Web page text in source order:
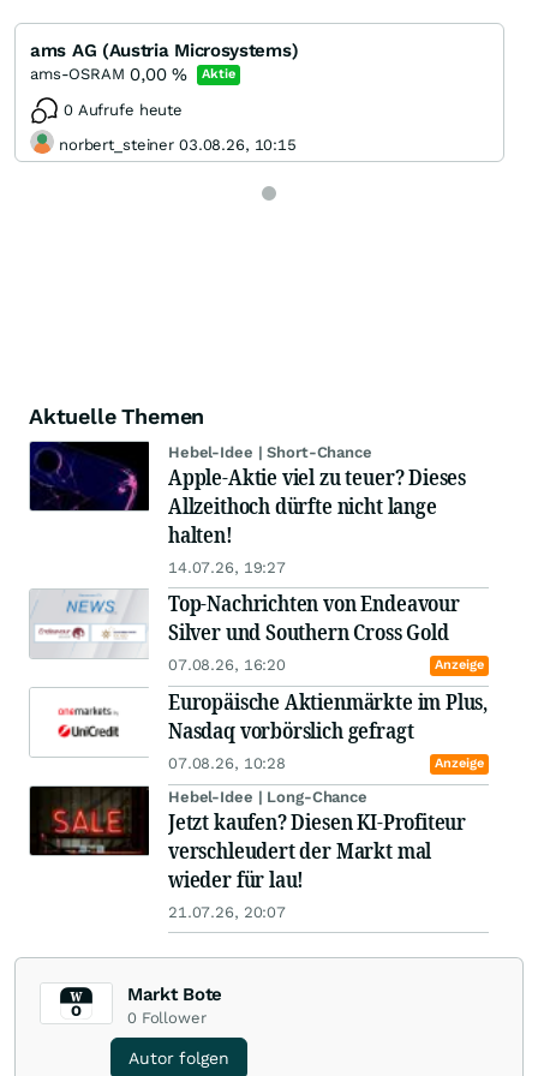
ams AG (Austria Microsystems)
ams-OSRAM 0,00% Aktie
0 Aufrufe heute
norbert_steiner 03.08.26, 10:15
Aktuelle Themen
Hebel-Idee | Short-Chance
Apple-Aktie viel zu teuer? Dieses
Allzeithoch dürfte nicht lange
halten!
14.07.26, 19:27
Top-Nachrichten von Endeavour
Silver und Southern Cross Gold
07.08.26, 16:20 Anzeige
Europäische Aktienmärkte im Plus,
Nasdaq vorbörslich gefragt
07.08.26, 10:28 Anzeige
Hebel-Idee | Long-Chance
Jetzt kaufen? Diesen KI-Profiteur
verschleudert der Markt mal
wieder für lau!
21.07.26, 20:07
Markt Bote
0 Follower
Autor folgen